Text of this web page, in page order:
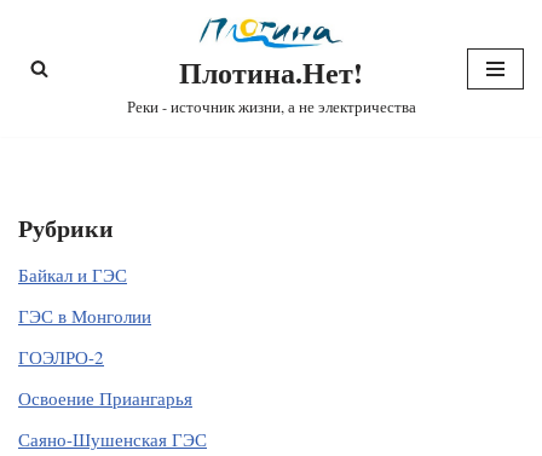
Перейти
Плотина.Нет!
Реки - источник жизни, а не электричества
Рубрики
Байкал и ГЭС
ГЭС в Монголии
ГОЭЛРО-2
Освоение Приангарья
Саяно-Шушенская ГЭС